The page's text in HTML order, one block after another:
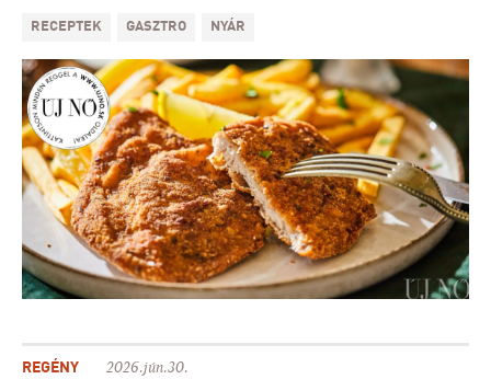
RECEPTEK GASZTRO NYÁR
REGÉNY 2026.jún.30.